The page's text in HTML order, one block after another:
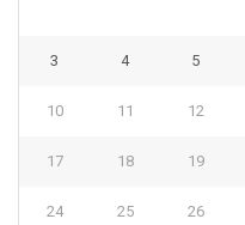
3 4 5
10 11 12
17 18 19
24 25 26